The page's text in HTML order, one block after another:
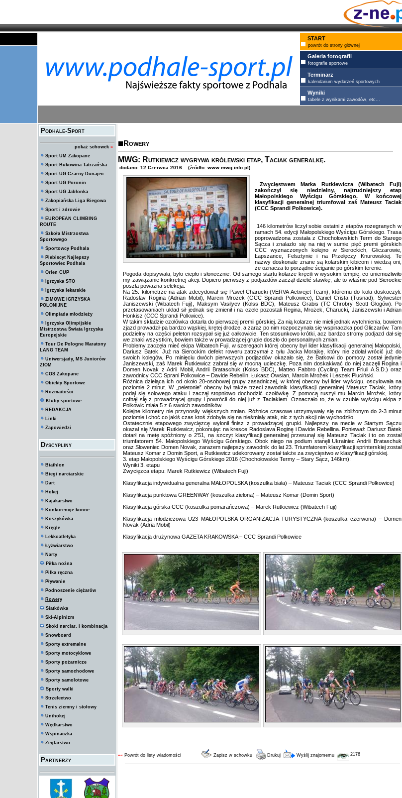
START
powrót do strony głównej
Galeria fotografii
fotografie sportowe
Terminarz
kalendarium wydarzeń sportowych
Wyniki
tabele z wynikami zawodów, etc...
Podhale-Sport
pokaż schowek »
Sport UM Zakopane
Sport Bukowina Tatrzańska
Sport UG Czarny Dunajec
Sport UG Poronin
Sport UG Jabłonka
Zakopiańska Liga Biegowa
Sport i zdrowie
EUROPEAN CLIMBING
ROUTE
Szkoła Mistrzostwa
Sportowego
Sportowcy Podhala
Plebiscyt Najlepszy
Sportowiec Podhala
Orlen CUP
Igrzyska STO
Igrzyska lekarskie
ZIMOWE IGRZYSKA
POLONIJNE
Olimpiada młodzieży
Igrzyska Olimpijskie
Mistrzostwa Świata Igrzyska
Europejskie
Tour De Pologne Maratony
LANG TEAM
Uniwersjady, MS Juniorów
ZIOM
COS Zakopane
Obiekty Sportowe
Rozmaitości
Kluby sportowe
REDAKCJA
Linki
Zapowiedzi
Dyscypliny
Biathlon
Biegi narciarskie
Dart
Hokej
Kajakarstwo
Konkurencje konne
Koszykówka
Kręgle
Lekkoatletyka
Łyżwiarstwo
Narty
Piłka nożna
Piłka ręczna
Pływanie
Podnoszenie ciężarów
Rowery
Siatkówka
Ski-Alpinizm
Skoki narciar. i kombinacja
Snowboard
Sporty extremalne
Sporty motocyklowe
Sporty pożarnicze
Sporty samochodowe
Sporty samolotowe
Sporty walki
Strzelectwo
Tenis ziemny i stołowy
Unihokej
Wędkarstwo
Wspinaczka
Żeglarstwo
Partnerzy
Rowery
MWG: Rutkiewicz wygrywa królewski etap, Taciak generalkę.
dodano: 12 Czerwca 2016 (źródło: www.mwg.info.pl)
Zwycięstwem Marka Rutkiewicza (Wibatech Fuji)
zakończył się niedzielny, najtrudniejszy etap
Małopolskiego Wyścigu Górskiego. W końcowej
klasyfikacji generalnej triumfował zaś Mateusz Taciak
(CCC Sprandi Polkowice).
146 kilometrów liczył sobie ostatni z etapów rozegranych w
ramach 54. edycji Małopolskiego Wyścigu Górskiego. Trasa
poprowadzona została z Chochołowskich Term do Starego
Sącza i znalazło się na niej w sumie pięć premii górskich
CCC wyznaczonych kolejno w Sierockich, Gliczarowie,
Łapszance, Felsztynie i na Przełęczy Knurowskiej. Te
nazwy doskonale znane są kolarskim kibicom i wiedzą oni,
że oznacza to porządne ściganie po górskim terenie.
Pogoda dopisywała, było ciepło i słonecznie. Od samego startu kolarze kręcili w wysokim tempie, co uniemożliwiło
my zawiązanie konkretnej akcji. Dopiero pierwszy z podjazdów zaczął dzielić stawkę, ale to właśnie pod Sierockie
poszła poważna selekcja.
Na 25. kilometrze na atak zdecydował się Paweł Charucki (VERVA Activejet Team), któremu do koła doskoczyli:
Radoslav Rogina (Adrian Mobil), Marcin Mrożek (CCC Sprandi Polkowice), Daniel Crista (Tusnad), Sylwester
Janiszewski (Wibatech Fuji), Maksym Vasilyev (Kolss BDC), Mateusz Grabis (TC Chrobry Scott Głogów). Po
przetasowaniach układ sił jednak się zmienił i na czele pozostali Regina, Mrożek, Charucki, Janiszewski i Adrian
Honkisz (CCC Sprandi Polkwice).
W takim składzie czołówka dotarła do pierwszej premii górskiej. Za nią kolarze nie mieli jednak wytchnienia, bowiem
zjazd prowadził pa bardzo wąskiej, krętej drodze, a zaraz po nim rozpoczynała się wspinaczka pod Gliczarów. Tam
podzielny na części peleton rozsypał się już całkowicie. Ten stosunkowo krótki, acz bardzo stromy podjazd dał się
we znaki wszystkim, bowiem także w prowadzącej grupie doszło do personalnych zmian.
Problemy zaczęła mieć ekipa Wibatech Fuji, w szeregach której obecny był lider klasyfikacji generalnej Małopolski,
Dariusz Batek. Już na Sierockim defekt roweru zatrzymał z tyłu Jacka Morajkę, który nie zdołał wrócić już do
swoich kolegów. Po minięciu dwóch pierwszych podjazdów okazało się, że Batkowi do pomocy został jedynie
Janiszewski, zaś Marek Rutkiewicz zabrał się w mocną ucieczkę. Poza nim doskakiwać do niej zaczęli Rogina i
Domen Novak z Adrii Mobil, Andrii Brataschuk (Kolss BDC), Matteo Fabbro (Cycling Team Friuli A.S.D.) oraz
zawodnicy CCC Sprani Polkowice – Davide Rebellin, Łukasz Owsian, Marcin Mrożek i Leszek Pluciński.
Różnica dzieląca ich od około 20-osobowej grupy zasadniczej, w której obecny był lider wyścigu, oscylowała na
poziomie 2 minut. W „peletonie” obecny był także trzeci zawodnik klasyfikacji generalnej Mateusz Taciak, który
podął się solowego ataku i zaczął stopniowo dochodzić czołówkę. Z pomocą ruszył mu Marcin Mrożek, który
cofnął się z prowadzącej grupy i powrócił do niej już z Taciakiem. Oznaczało to, że w czubie wyścigu ekipa z
Polkowic miała 5 z 6 swoich zawodników.
Kolejne kilometry nie przynosiły większych zmian. Różnice czasowe utrzymywały się na zbliżonym do 2-3 minut
poziomie i choć co jakiś czas ktoś zdobyła się na nieśmiały atak, nic z tych akcji nie wychodziło.
Ostatecznie etapowego zwycięzcę wyłonił finisz z prowadzącej grupki. Najlepszy na mecie w Startym Sączu
okazał się Marek Rutkiewicz, pokonując na kresce Radoslava Roginę i Davide Rebellina. Ponieważ Dariusz Batek
dotarł na metę spóźniony o 2’51, na szczyt klasyfikacji generalnej przesunął się Mateusz Taciak i to on został
triumfatorem 54. Małopolskiego Wyścigu Górskiego. Obok niego na podium stanęli Ukrainiec Andriii Brataschuk
oraz Słoweniec Domen Novak, zarazem najlepszy zawodnik do lat 23. Triumfatorem klasyfikacji sprinterskiej został
Mateusz Komar z Domin Sport, a Rutkiewicz udekorowany został także za zwycięstwo w klasyfikacji górskiej.
3. etap Małopolskiego Wyścigu Górskiego 2016 (Chochołowskie Termy – Stary Sącz, 146km):
Wyniki 3. etapu
Zwycięzca etapu: Marek Rutkiewicz (Wibatech Fuji)
Klasyfikacja indywidualna generalna MAŁOPOLSKA (koszulka biała) – Mateusz Taciak (CCC Sprandi Polkowice)
Klasyfikacja punktowa GREENWAY (koszulka zielona) – Mateusz Komar (Domin Sport)
Klasyfikacja górska CCC (koszulka pomarańczowa) – Marek Rutkiewicz (Wibatech Fuji)
Klasyfikacja młodzieżowa U23 MAŁOPOLSKA ORGANIZACJA TURYSTYCZNA (koszulka czerwona) – Domen
Novak (Adria Mobil)
Klasyfikacja drużynowa GAZETA KRAKOWSKA – CCC Sprandi Polkowice
«« Powrót do listy wiadomości Zapisz w schowku Drukuj Wyślij znajomemu 2176